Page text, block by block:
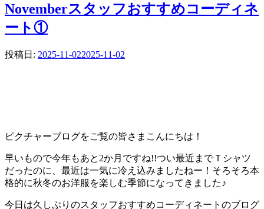
Novemberスタッフおすすめコーディネ
ート①
投稿日: 2025-11-022025-11-02
ピクチャーブログをご覧の皆さまこんにちは！
早いもので今年もあと2か月ですね!!つい最近までＴシャツ
だったのに、最近は一気に冷え込みましたねー！そろそろ本
格的に秋冬のお洋服を楽しむ季節になってきました♪
今日は久しぶりのスタッフおすすめコーディネートのブログ